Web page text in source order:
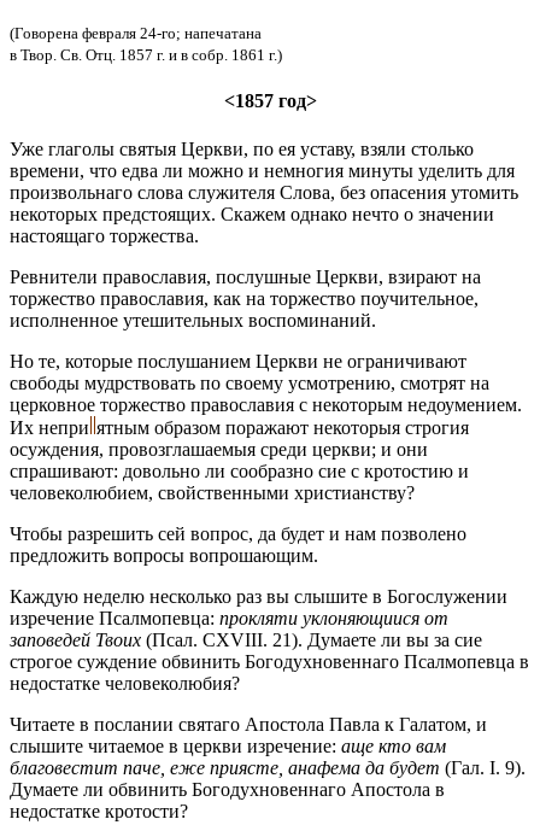
(Говорена февраля 24-го; напечатана
в Твор. Св. Отц. 1857 г. и в собр. 1861 г.)
<1857 год>
Уже глаголы святыя Церкви, по ея уставу, взяли столько
времени, что едва ли можно и немногия минуты уделить для
произвольнаго слова служителя Слова, без опасения утомить
некоторых предстоящих. Скажем однако нечто о значении
настоящаго торжества.
Ревнители православия, послушные Церкви, взирают на
торжество православия, как на торжество поучительное,
исполненное утешительных воспоминаний.
Но те, которые послушанием Церкви не ограничивают
свободы мудрствовать по своему усмотрению, смотрят на
церковное торжество православия с некоторым недоумением.
Их непри ятным образом поражают некоторыя строгия
осуждения, провозглашаемыя среди церкви; и они
спрашивают: довольно ли сообразно сие с кротостию и
человеколюбием, свойственными христианству?
Чтобы разрешить сей вопрос, да будет и нам позволено
предложить вопросы вопрошающим.
Каждую неделю несколько раз вы слышите в Богослужении
изречение Псалмопевца: прокляти уклоняющиися от
заповедей Твоих (Псал. CXVIII. 21). Думаете ли вы за сие
строгое суждение обвинить Богодухновеннаго Псалмопевца в
недостатке человеколюбия?
Читаете в послании святаго Апостола Павла к Галатом, и
слышите читаемое в церкви изречение: аще кто вам
благовестит паче, еже приясте, анафема да будет (Гал. I. 9).
Думаете ли обвинить Богодухновеннаго Апостола в
недостатке кротости?